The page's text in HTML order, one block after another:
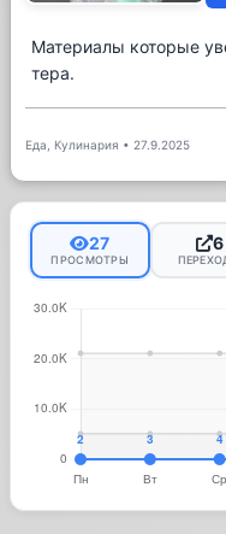
Материалы которые
тера.
Еда, Кулинария • 27.9.2025
27
ПРОСМОТРЫ
6